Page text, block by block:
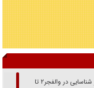
از گمنام‌ترین فرماندهان شهید جنگ رمضان/ از شناسایی در والفجر۲ تا